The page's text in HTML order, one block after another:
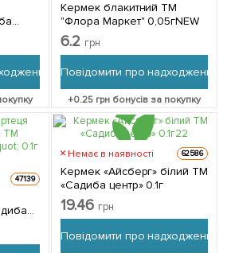
Кермек блакитний ТМ
"Флора Маркет" 0,05гNEW
6.2 грн
Повідомити про надходження
+0.25 грн бонусів за покупку
47139
Немає в наявності 62586
Кермек «Айсберг» білий ТМ
«Садиба центр» 0.1г
19.46 грн
Повідомити про надходження